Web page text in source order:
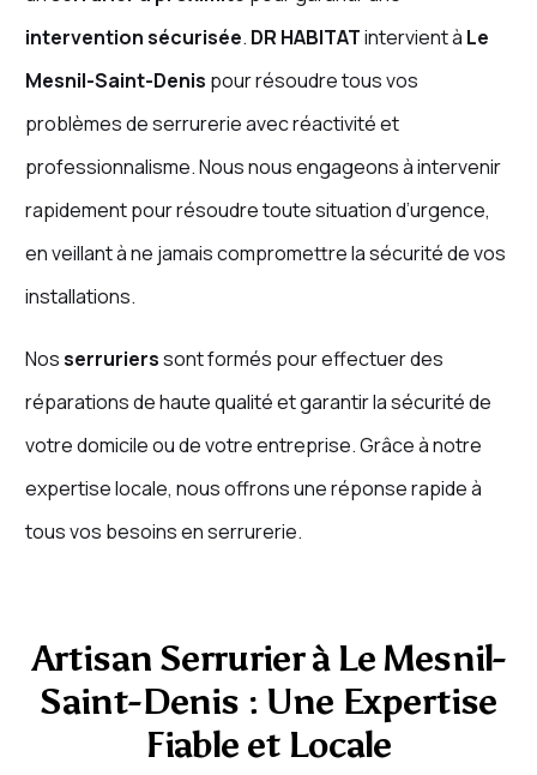
intervention sécurisée. DR HABITATintervient à Le
Mesnil-Saint-Denis pour résoudre tous vos
problèmes de serrurerie avec réactivité et
professionnalisme. Nous nous engageons à intervenir
rapidement pour résoudre toute situation d’urgence,
en veillant à ne jamais compromettre la sécurité de vos
installations.
Nosserrurierssont formés pour effectuer des
réparations de haute qualité et garantir la sécurité de
votre domicile ou de votre entreprise. Grâce à notre
expertise locale, nous offrons une réponse rapide à
tous vos besoins en serrurerie.
Artisan Serrurier à Le Mesnil-
Saint-Denis : Une Expertise
Fiable et Locale